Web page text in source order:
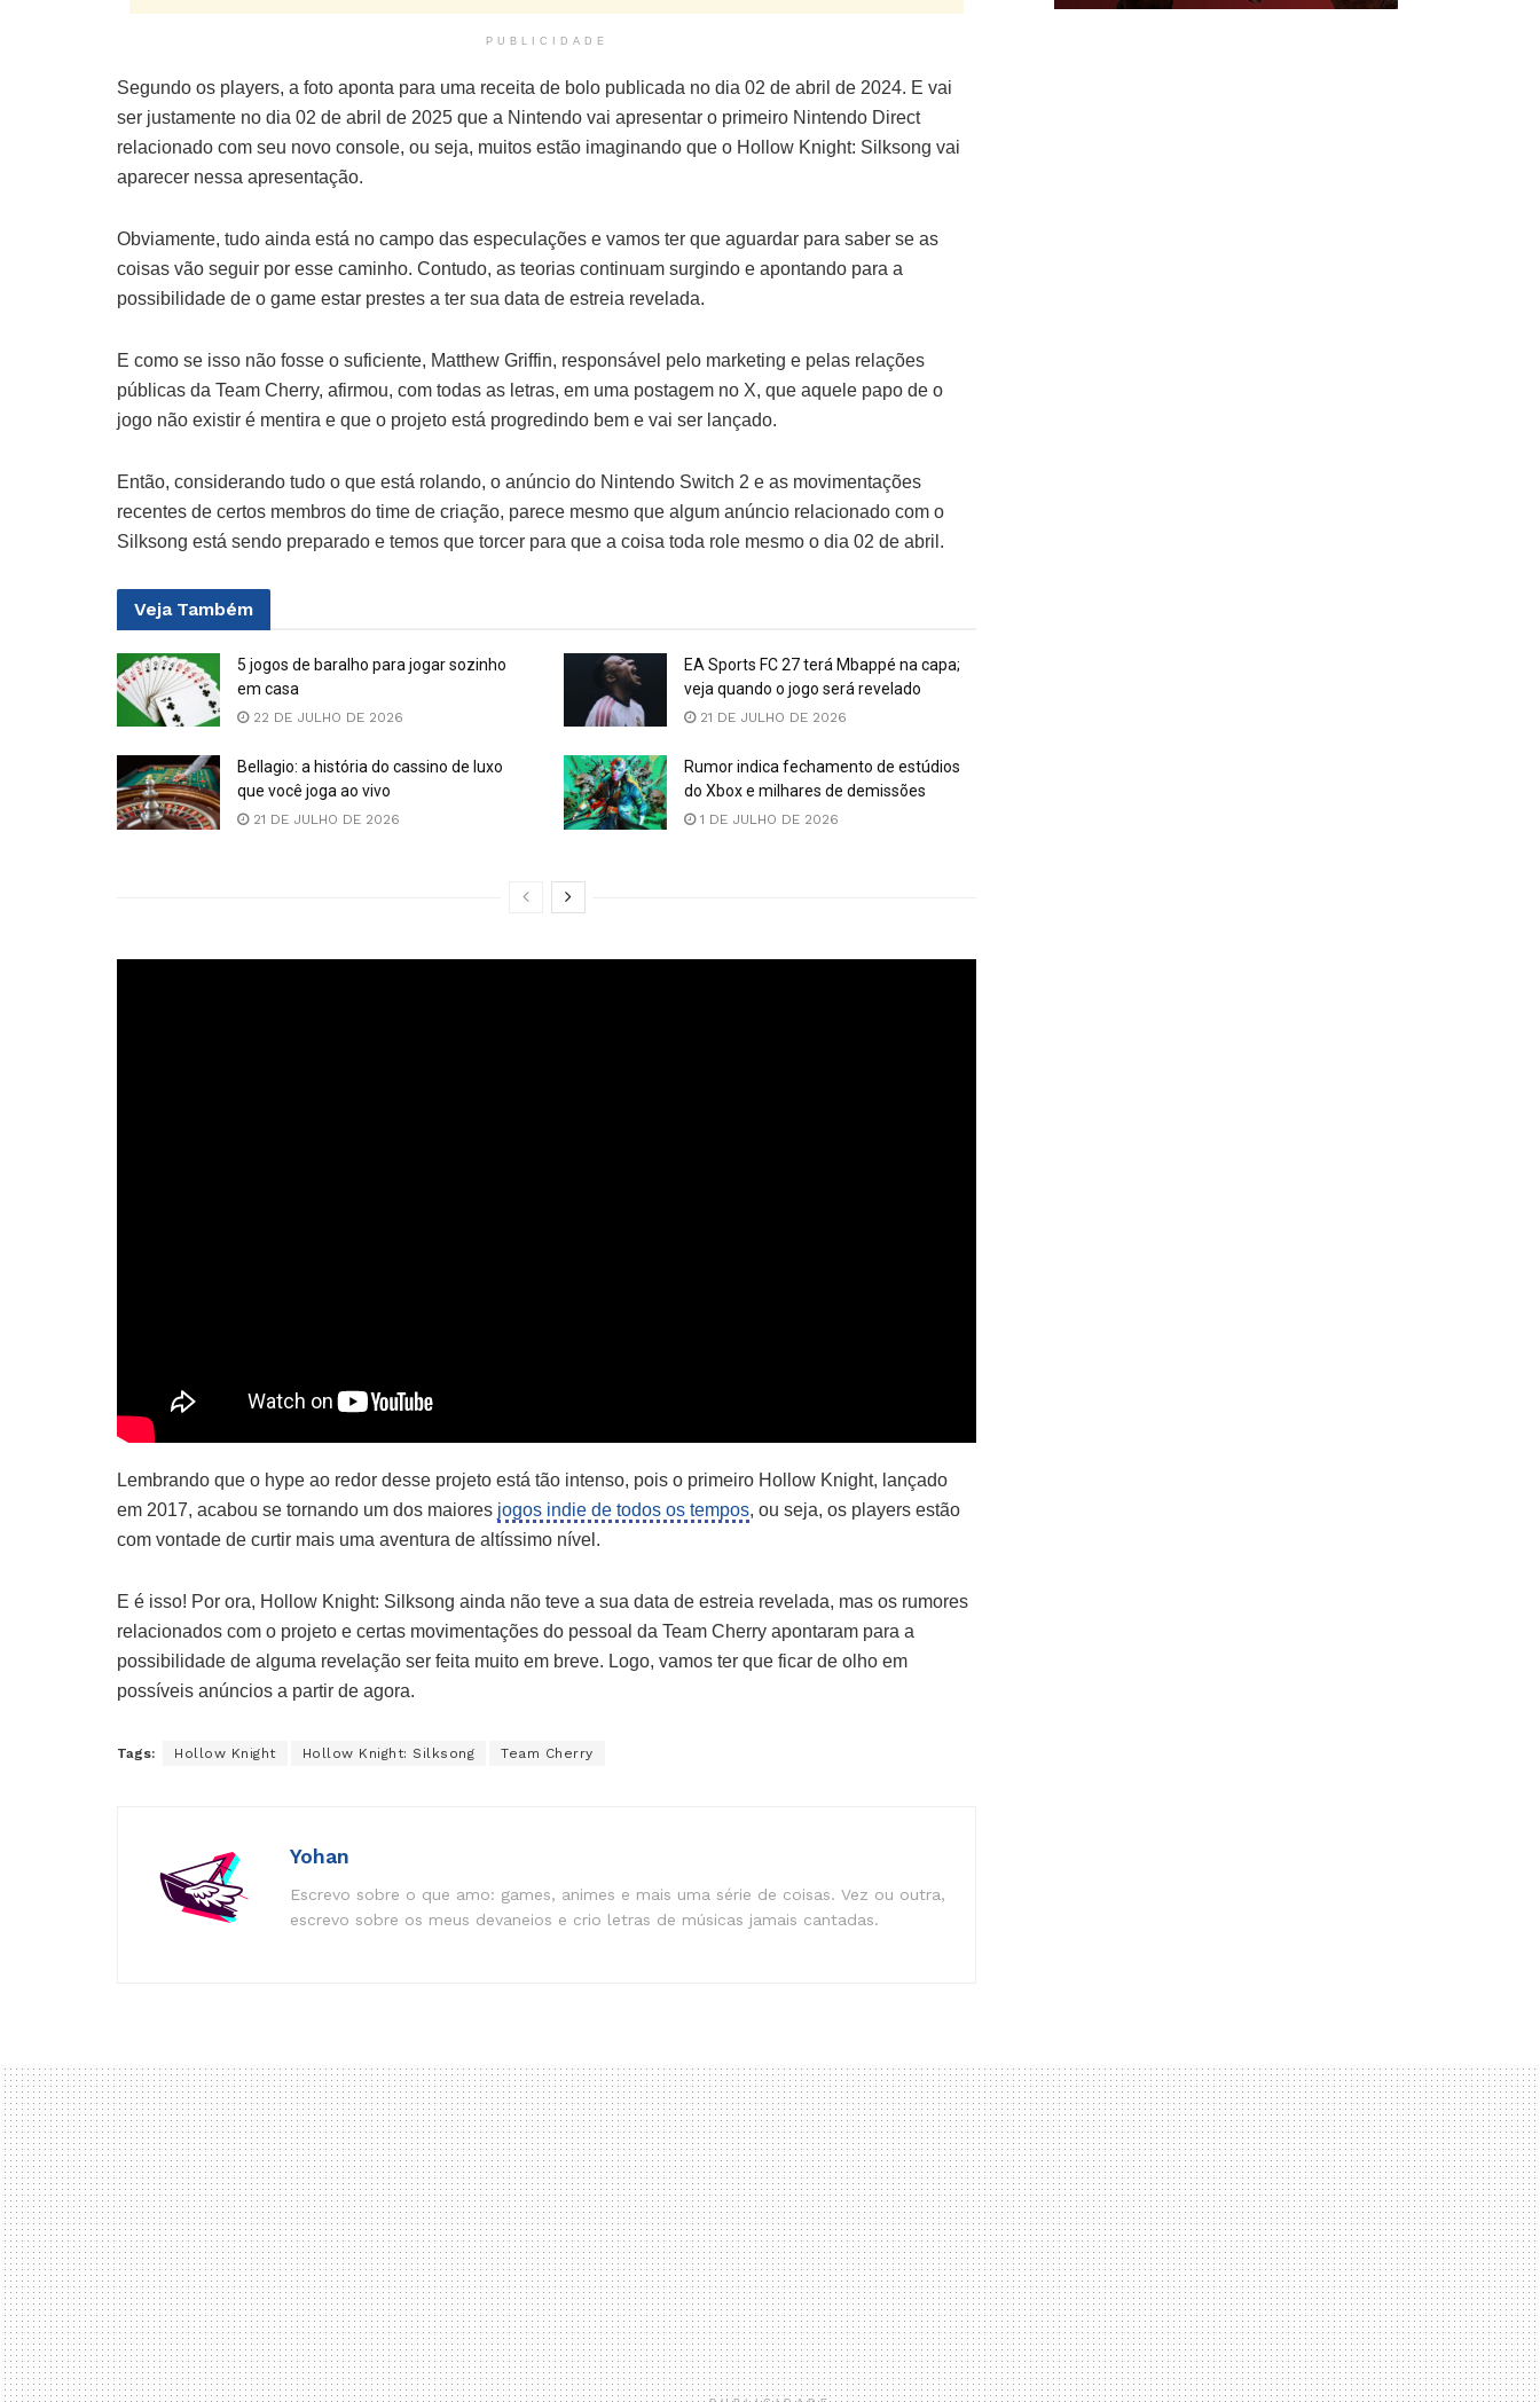
PUBLICIDADE
Segundo os players, a foto aponta para uma receita de bolo publicada no dia 02 de abril de 2024. E vai
ser justamente no dia 02 de abril de 2025 que a Nintendo vai apresentar o primeiro Nintendo Direct
relacionado com seu novo console, ou seja, muitos estão imaginando que o Hollow Knight: Silksong vai
aparecer nessa apresentação.
Obviamente, tudo ainda está no campo das especulações e vamos ter que aguardar para saber se as
coisas vão seguir por esse caminho. Contudo, as teorias continuam surgindo e apontando para a
possibilidade de o game estar prestes a ter sua data de estreia revelada.
E como se isso não fosse o suficiente, Matthew Griffin, responsável pelo marketing e pelas relações
públicas da Team Cherry, afirmou, com todas as letras, em uma postagem no X, que aquele papo de o
jogo não existir é mentira e que o projeto está progredindo bem e vai ser lançado.
Então, considerando tudo o que está rolando, o anúncio do Nintendo Switch 2 e as movimentações
recentes de certos membros do time de criação, parece mesmo que algum anúncio relacionado com o
Silksong está sendo preparado e temos que torcer para que a coisa toda role mesmo o dia 02 de abril.
Veja Também
5 jogos de baralho para jogar sozinho
em casa
22 DE JULHO DE 2026
EA Sports FC 27 terá Mbappé na capa;
veja quando o jogo será revelado
21 DE JULHO DE 2026
Bellagio: a história do cassino de luxo
que você joga ao vivo
21 DE JULHO DE 2026
Rumor indica fechamento de estúdios
do Xbox e milhares de demissões
1 DE JULHO DE 2026
Lembrando que o hype ao redor desse projeto está tão intenso, pois o primeiro Hollow Knight, lançado
em 2017, acabou se tornando um dos maiores jogos indie de todos os tempos, ou seja, os players estão
com vontade de curtir mais uma aventura de altíssimo nível.
E é isso! Por ora, Hollow Knight: Silksong ainda não teve a sua data de estreia revelada, mas os rumores
relacionados com o projeto e certas movimentações do pessoal da Team Cherry apontaram para a
possibilidade de alguma revelação ser feita muito em breve. Logo, vamos ter que ficar de olho em
possíveis anúncios a partir de agora.
Tags: Hollow Knight Hollow Knight: Silksong Team Cherry
Yohan
Escrevo sobre o que amo: games, animes e mais uma série de coisas. Vez ou outra,
escrevo sobre os meus devaneios e crio letras de músicas jamais cantadas.